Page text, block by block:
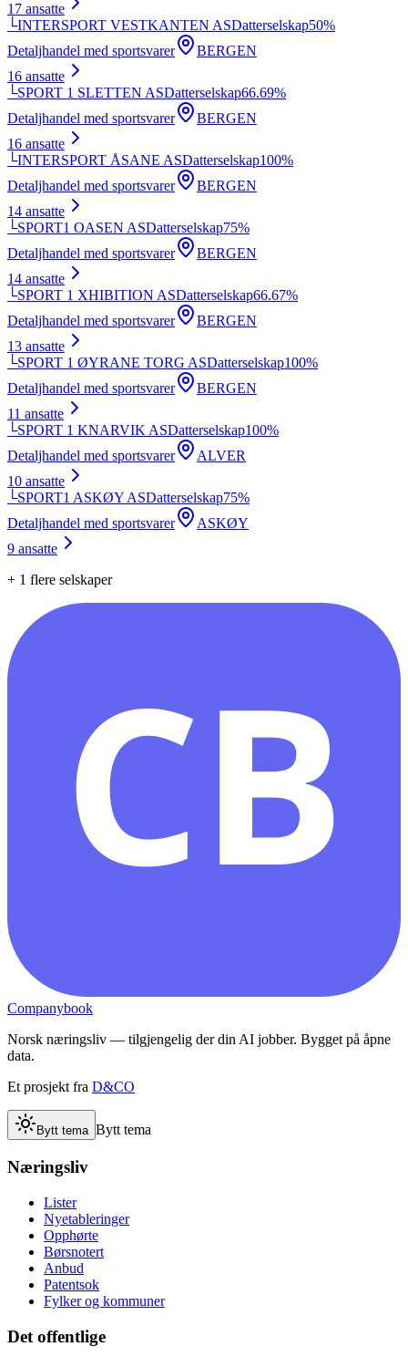
17 ansatte
└INTERSPORT VESTKANTEN ASDatterselskap50%
Detaljhandel med sportsvarer
BERGEN
16 ansatte
└SPORT 1 SLETTEN ASDatterselskap66.69%
Detaljhandel med sportsvarer
BERGEN
16 ansatte
└INTERSPORT ÅSANE ASDatterselskap100%
Detaljhandel med sportsvarer
BERGEN
14 ansatte
└SPORT1 OASEN ASDatterselskap75%
Detaljhandel med sportsvarer
BERGEN
14 ansatte
└SPORT 1 XHIBITION ASDatterselskap66.67%
Detaljhandel med sportsvarer
BERGEN
13 ansatte
└SPORT 1 ØYRANE TORG ASDatterselskap100%
Detaljhandel med sportsvarer
BERGEN
11 ansatte
└SPORT 1 KNARVIK ASDatterselskap100%
Detaljhandel med sportsvarer
ALVER
10 ansatte
└SPORT1 ASKØY ASDatterselskap75%
Detaljhandel med sportsvarer
ASKØY
9 ansatte
+ 1 flere selskaper
CB
Companybook
Norsk næringsliv — tilgjengelig der din AI jobber. Bygget på åpne
data.
Et prosjekt fra D&CO
Bytt tema Bytt tema
Næringsliv
Lister
Nyetableringer
Opphørte
Børsnotert
Anbud
Patentsok
Fylker og kommuner
Det offentlige